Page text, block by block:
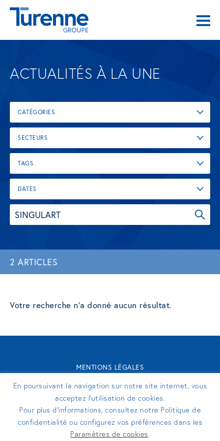
ACTUALITÉS À LA UNE
CATÉGORIES
SECTEURS
TAGS
DATES
2 ARTICLES
Votre recherche n'a donné aucun résultat.
MENTIONS LÉGALES
TURENNE GROUPE 2026 - SITE RÉALISÉ PAR
SUIVEZ-NOUS
En poursuivant la navigation sur notre site internet, vous
acceptez l’utilisation de cookies.
Pour plus d’informations, consultez notre Politique de
confidentialité ou configurez vos préférences dans les
Paramètres de cookies.